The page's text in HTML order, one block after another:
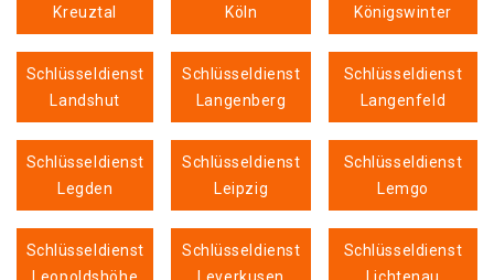
Kreuztal
Köln
Königswinter
Schlüsseldienst
Landshut
Schlüsseldienst
Langenberg
Schlüsseldienst
Langenfeld
Schlüsseldienst
Legden
Schlüsseldienst
Leipzig
Schlüsseldienst
Lemgo
Schlüsseldienst
Schlüsseldienst
Schlüsseldienst